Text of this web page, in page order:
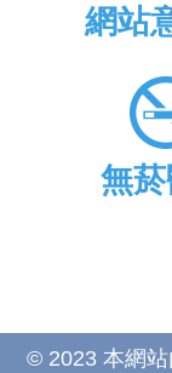
網站
無
© 2023 本網站